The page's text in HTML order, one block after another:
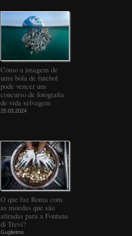
Como a imagem de
uma bola de futebol
pode vencer um
concurso de fotografia
de vida selvagem
25.03.2024
O que faz Roma com
as moedas que são
atiradas para a Fontana
di Trevi?
Guglielmo